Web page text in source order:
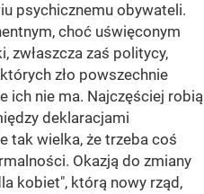
psychicznemu obywateli.
choć uświęconym
zwłaszcza zaś politycy,
zło powszechnie
ich nie ma. Najczęściej robią
deklaracjami
tak wielka, że trzeba coś
Okazją do zmiany
kobiet", którą nowy rząd,